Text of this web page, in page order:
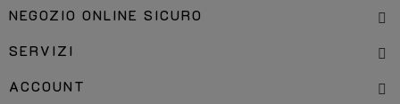
NEGOZIO ONLINE SICURO
SERVIZI
ACCOUNT